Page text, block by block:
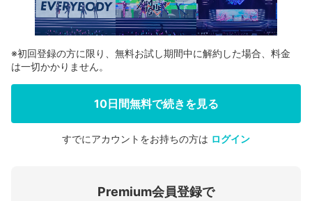
会員登録する
ログインする
※初回登録の方に限り、無料お試し期間中に解約した場合、料金
は一切かかりません。
10日間無料で続きを見る
すでにアカウントをお持ちの方は ログイン
Premium会員登録で